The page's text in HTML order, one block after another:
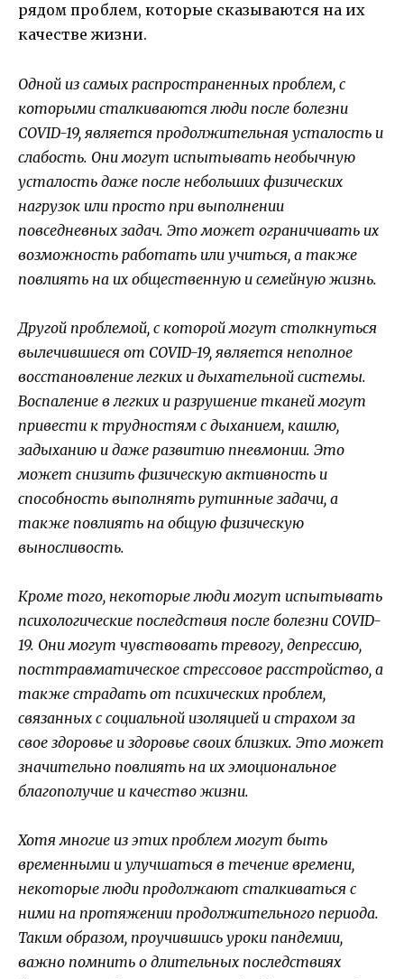
рядом проблем, которые сказываются на их
качестве жизни.
Одной из самых распространенных проблем, с
которыми сталкиваются люди после болезни
COVID-19, является продолжительная усталость и
слабость. Они могут испытывать необычную
усталость даже после небольших физических
нагрузок или просто при выполнении
повседневных задач. Это может ограничивать их
возможность работать или учиться, а также
повлиять на их общественную и семейную жизнь.
Другой проблемой, с которой могут столкнуться
вылечившиеся от COVID-19, является неполное
восстановление легких и дыхательной системы.
Воспаление в легких и разрушение тканей могут
привести к трудностям с дыханием, кашлю,
задыханию и даже развитию пневмонии. Это
может снизить физическую активность и
способность выполнять рутинные задачи, а
также повлиять на общую физическую
выносливость.
Кроме того, некоторые люди могут испытывать
психологические последствия после болезни COVID-
19. Они могут чувствовать тревогу, депрессию,
посттравматическое стрессовое расстройство, а
также страдать от психических проблем,
связанных с социальной изоляцией и страхом за
свое здоровье и здоровье своих близких. Это может
значительно повлиять на их эмоциональное
благополучие и качество жизни.
Хотя многие из этих проблем могут быть
временными и улучшаться в течение времени,
некоторые люди продолжают сталкиваться с
ними на протяжении продолжительного периода.
Таким образом, проучившись уроки пандемии,
важно помнить о длительных последствиях